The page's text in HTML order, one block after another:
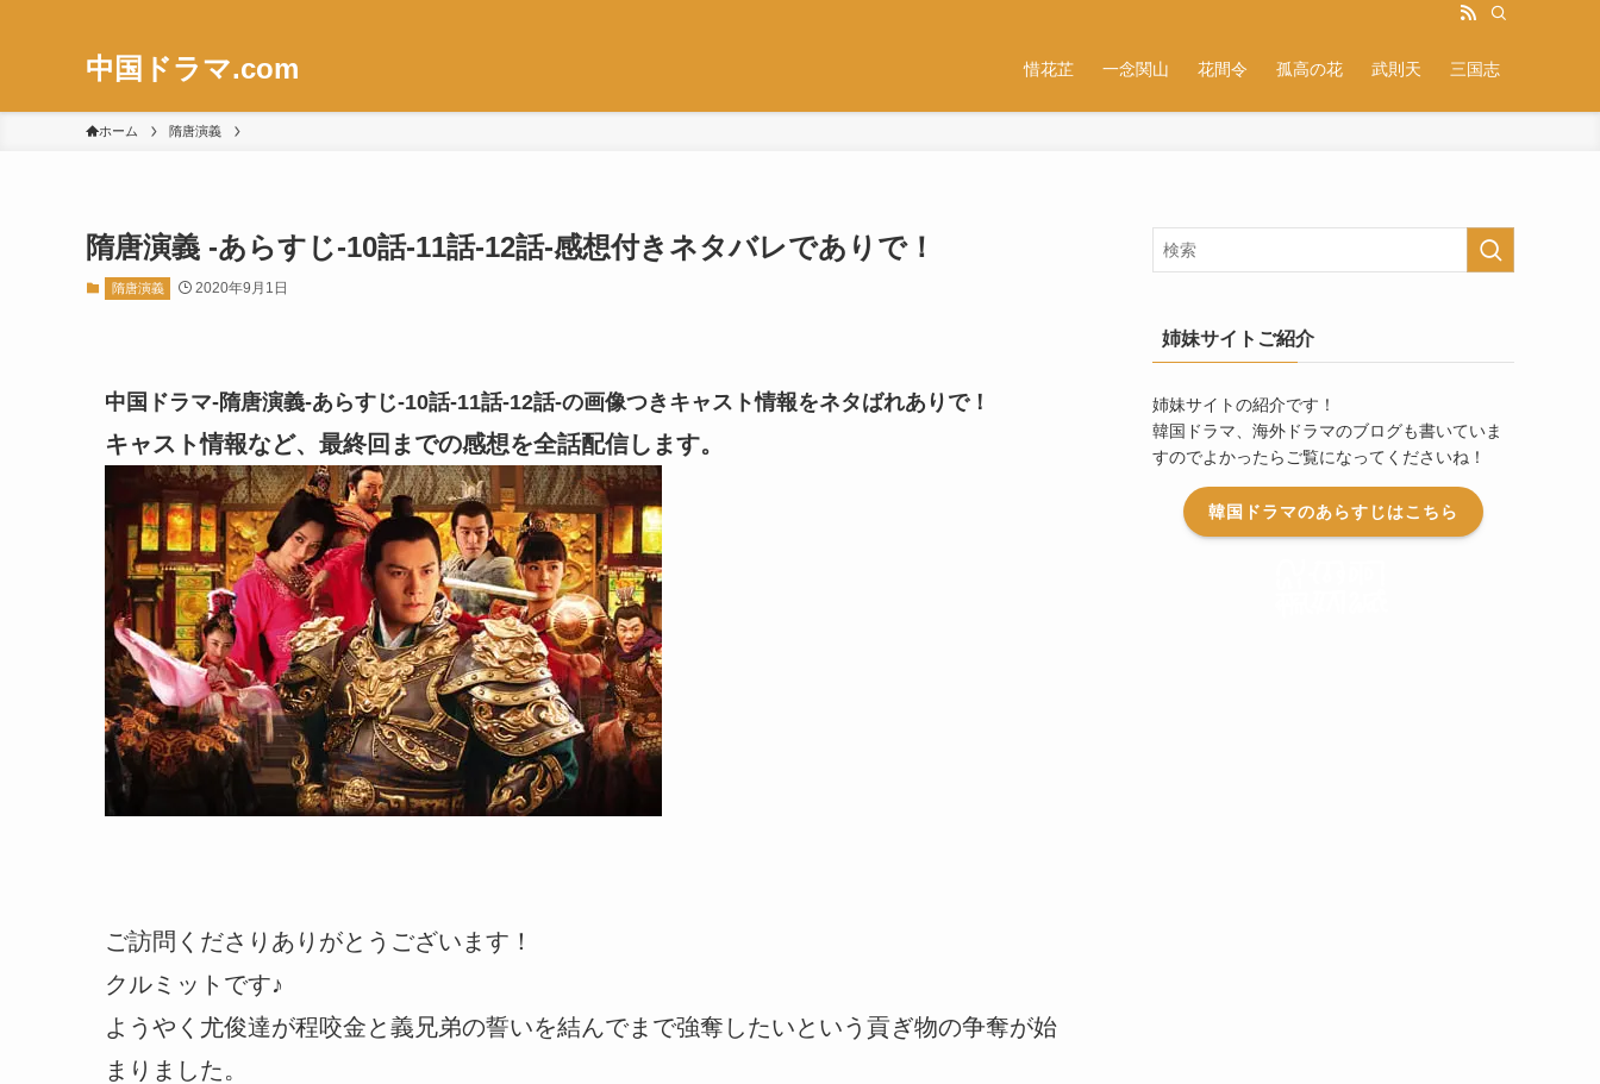
中国ドラマ.com 惜花芷 一念関山 花間令 孤高の花 武則天 三国志
ホーム 隋唐演義
隋唐演義 -あらすじ-10話-11話-12話-感想付きネタバレでありで！
隋唐演義 2020年9月1日
中国ドラマ-隋唐演義-あらすじ-10話-11話-12話-の画像つきキャスト情報をネタばれありで！
キャスト情報など、最終回までの感想を全話配信します。
ご訪問くださりありがとうございます！
クルミットです♪
ようやく尤俊達が程咬金と義兄弟の誓いを結んでまで強奪したいという貢ぎ物の争奪が始
まりました。
姉妹サイトご紹介
姉妹サイトの紹介です！
韓国ドラマ、海外ドラマのブログも書いていま
すのでよかったらご覧になってくださいね！
韓国ドラマのあらすじはこちら